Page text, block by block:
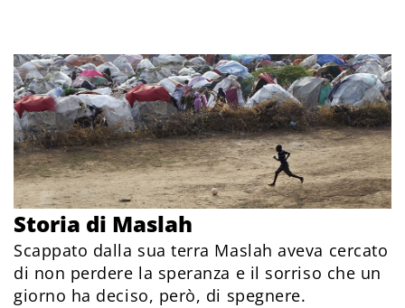
Storia di Maslah
Scappato dalla sua terra Maslah aveva cercato
di non perdere la speranza e il sorriso che un
giorno ha deciso, però, di spegnere.